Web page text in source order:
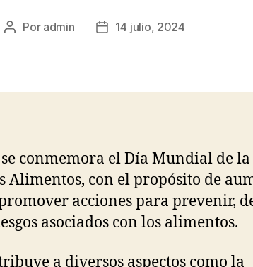
Autor
Por admin
Fecha14 julio, 2024
conmemora el Día Mundial de la
Alimentos, con el propósito de
acciones para prevenir,
asociados con los alimentos.
a diversos aspectos como la